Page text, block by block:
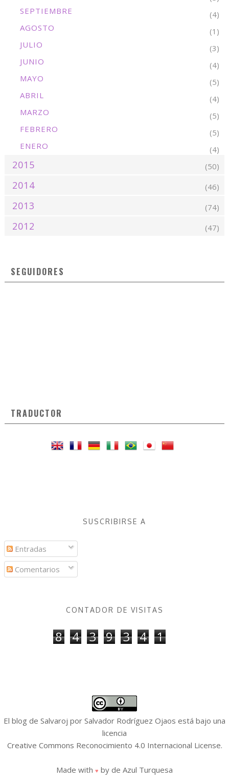
SEPTIEMBRE
(4)
AGOSTO
(1)
JULIO
(3)
JUNIO
(4)
MAYO
(5)
ABRIL
(4)
MARZO
(5)
FEBRERO
(5)
ENERO
(4)
2015 (50)
2014 (46)
2013 (74)
2012 (47)
SEGUIDORES
TRADUCTOR
SUSCRIBIRSE A
Entradas
Comentarios
CONTADOR DE VISITAS
8 4 3 9 3 4 1
El blog de Salvaroj por Salvador Rodríguez Ojaos está bajo una
licencia
Creative Commons Reconocimiento 4.0 Internacional License.
Made with ♥ by de Azul Turquesa